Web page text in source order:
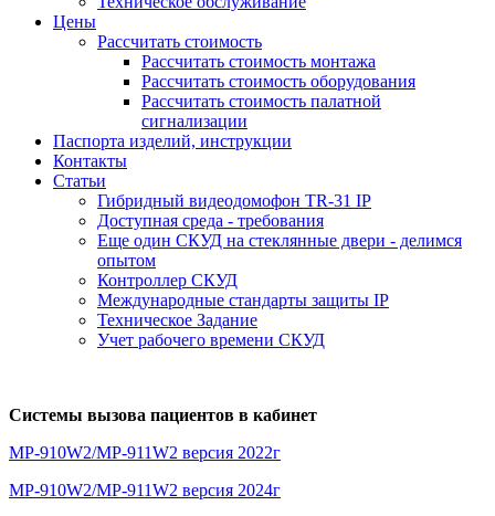
Цены
Рассчитать стоимость
Рассчитать стоимость монтажа
Рассчитать стоимость оборудования
Рассчитать стоимость палатной
сигнализации
Паспорта изделий, инструкции
Контакты
Статьи
Гибридный видеодомофон TR-31 IP
Доступная среда - требования
Еще один СКУД на стеклянные двери - делимся
опытом
Контроллер СКУД
Международные стандарты защиты IP
Техническое Задание
Учет рабочего времени СКУД
Системы вызова пациентов в кабинет
MP-910W2/MP-911W2 версия 2022г
MP-910W2/MP-911W2 версия 2024г